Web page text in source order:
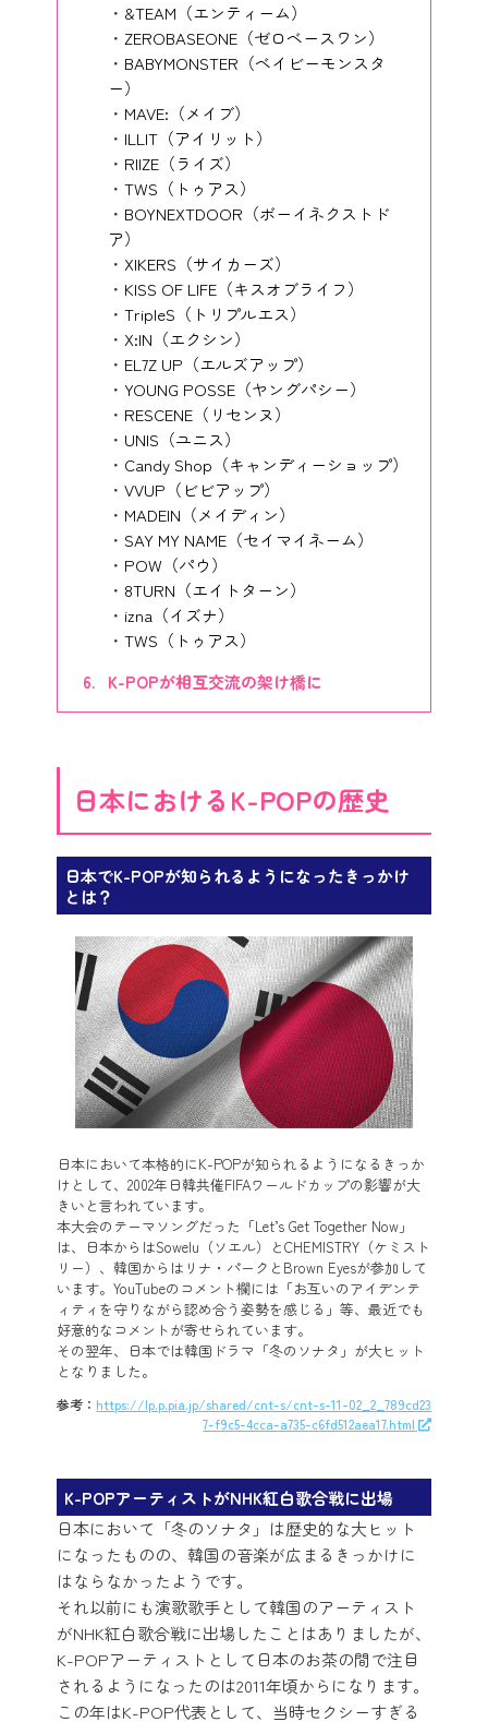
&TEAM（エンティーム）
ZEROBASEONE（ゼロベースワン）
BABYMONSTER（ベイビーモンスタ
ー）
MAVE:（メイブ）
ILLIT（アイリット）
RIIZE（ライズ）
TWS（トゥアス）
BOYNEXTDOOR（ボーイネクストド
ア）
XIKERS（サイカーズ）
KISS OF LIFE（キスオブライフ）
TripleS（トリプルエス）
X:IN（エクシン）
EL7Z UP（エルズアップ）
YOUNG POSSE（ヤングパシー）
RESCENE（リセンヌ）
UNIS（ユニス）
Candy Shop（キャンディーショップ）
VVUP（ビビアップ）
MADEIN（メイディン）
SAY MY NAME（セイマイネーム）
POW（パウ）
8TURN（エイトターン）
izna（イズナ）
TWS（トゥアス）
K-POPが相互交流の架け橋に
日本におけるK-POPの歴史
日本でK-POPが知られるようになったきっかけ
とは？
日本において本格的にK-POPが知られるようになるきっか
けとして、2002年日韓共催FIFAワールドカップの影響が大
きいと言われています。
本大会のテーマソングだった「Let’s Get Together Now」
は、日本からはSowelu（ソエル）とCHEMISTRY（ケミスト
リー）、韓国からはリナ・パークとBrown Eyesが参加して
います。YouTubeのコメント欄には「お互いのアイデンテ
ィティを守りながら認め合う姿勢を感じる」等、最近でも
好意的なコメントが寄せられています。
その翌年、日本では韓国ドラマ「冬のソナタ」が大ヒット
となりました。
参考： https://lp.p.pia.jp/shared/cnt-s/cnt-s-11-02_2_789cd23
7-f9c5-4cca-a735-c6fd512aea17.html
K-POPアーティストがNHK紅白歌合戦に出場
日本において「冬のソナタ」は歴史的な大ヒット
になったものの、韓国の音楽が広まるきっかけに
はならなかったようです。
それ以前にも演歌歌手として韓国のアーティスト
がNHK紅白歌合戦に出場したことはありましたが、
K-POPアーティストとして日本のお茶の間で注目
されるようになったのは2011年頃からになります。
この年はK-POP代表として、当時セクシーすぎる